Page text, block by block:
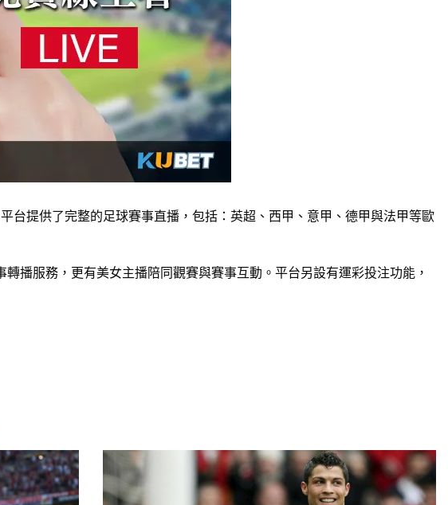
台提供了完整的足球賽事直播，包括：英超、西甲、意甲、德甲與法甲等歐
播服務，更有美女主播陪同觀賽與賽事互動。平台另設有運彩投注功能，